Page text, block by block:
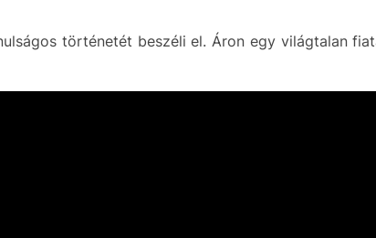
történetét beszéli el. Áron egy világtalan